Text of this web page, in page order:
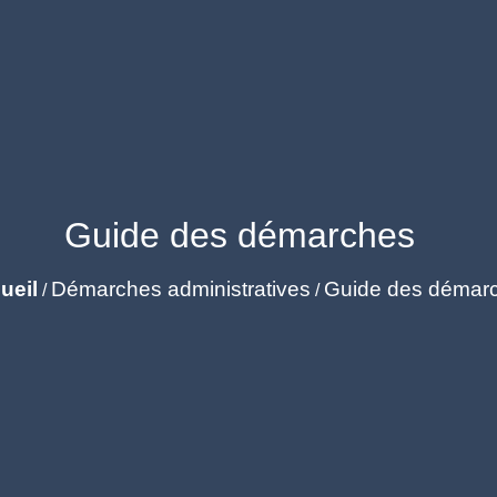
Guide des démarches
/ Démarches administratives / Guide des